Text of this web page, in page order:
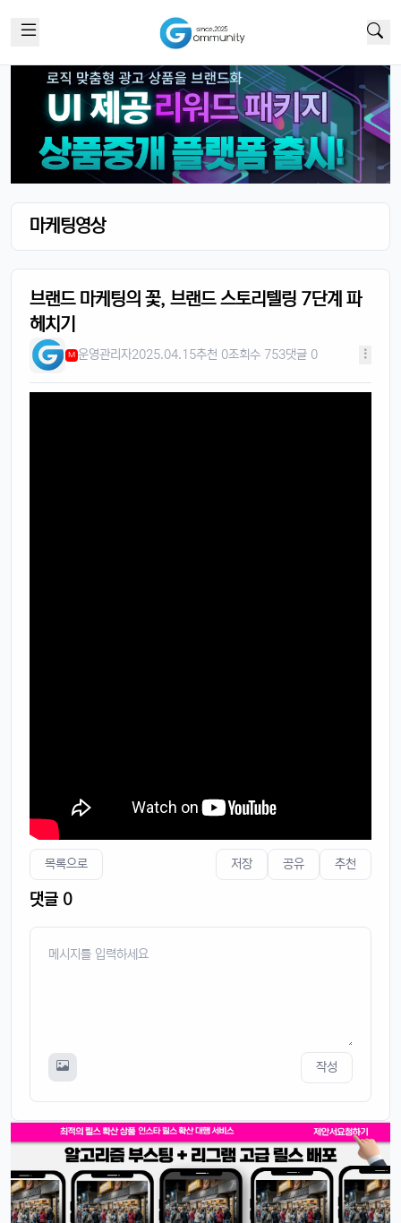
마케팅영상
브랜드 마케팅의 꽃, 브랜드 스토리텔링 7단계 파
헤치기
M 운영관리자2025.04.15추천 0조회수 753댓글 0
목록으로 저장 공유 추천
댓글 0
작성